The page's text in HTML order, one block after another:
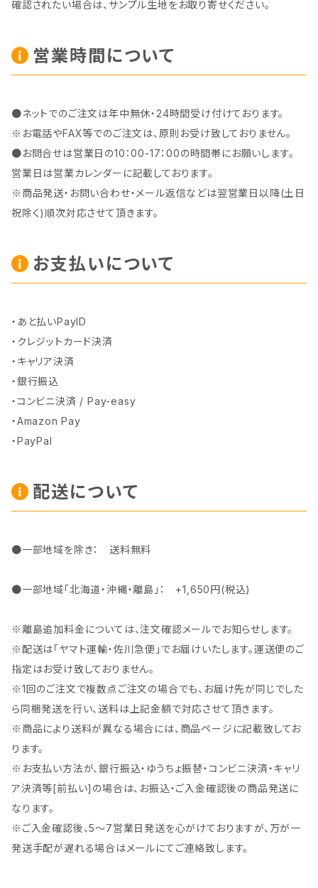
確認されたい場合は、サンプル生地をお取り寄せください。
営業時間について
●ネットでのご注文は年中無休・24時間受け付けております。
※お電話やFAX等でのご注文は、原則お受け致しておりません。
●お問合せは営業日の10：00-17：00の時間帯にお願いします。
営業日は営業カレンダーに記載しております。
※商品発送・お問い合わせ・メール返信などは翌営業日以降(土日
祝除く)順次対応させて頂きます。
お支払いについて
・あと払いPayID
・クレジットカード決済
・キャリア決済
・銀行振込
・コンビニ決済 / Pay-easy
・Amazon Pay
・PayPal
配送について
●一部地域を除き： 送料無料
●一部地域「北海道・沖縄・離島」： +1,650円(税込)
※離島追加料金については、注文確認メールでお知らせします。
※配送は「ヤマト運輸・佐川急便」でお届けいたします。運送便のご
指定はお受け致しておりません。
※1回のご注文で複数点ご注文の場合でも、お届け先が同じでした
ら同梱発送を行い、送料は上記金額で対応させて頂きます。
※商品により送料が異なる場合には、商品ページに記載致してお
ります。
※お支払い方法が、銀行振込・ゆうちょ振替・コンビニ決済・キャリ
ア決済等[前払い]の場合は、お振込・ご入金確認後の商品発送に
なります。
※ご入金確認後、5～7営業日発送を心がけておりますが、万が一
発送手配が遅れる場合はメールにてご連絡致します。